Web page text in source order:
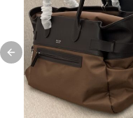
Previous slide